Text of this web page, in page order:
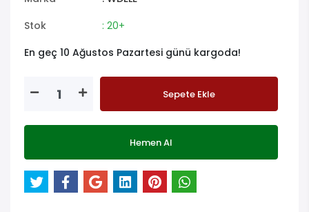
Stok
: 20+
En geç 10 Ağustos Pazartesi günü kargoda!
Sepete Ekle
Hemen Al